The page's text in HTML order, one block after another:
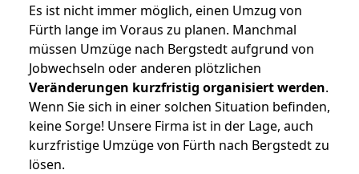
Es ist nicht immer möglich, einen Umzug von
Fürth lange im Voraus zu planen. Manchmal
müssen Umzüge nach Bergstedt aufgrund von
Jobwechseln oder anderen plötzlichen
Veränderungen kurzfristig organisiert werden.
Wenn Sie sich in einer solchen Situation befinden,
keine Sorge! Unsere Firma ist in der Lage, auch
kurzfristige Umzüge von Fürth nach Bergstedt zu
lösen.